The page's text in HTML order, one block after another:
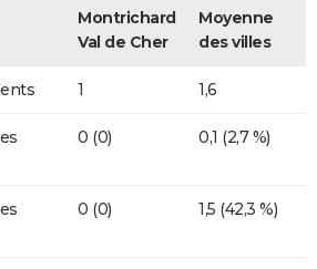
Montrichard
Val de Cher
Moyenne
des villes
1 1,6
0 (0) 0,1 (2,7 %)
0 (0) 1,5 (42,3 %)